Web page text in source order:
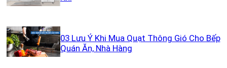
03 Lưu Ý Khi Mua Quạt Thông Gió Cho Bếp
Quán Ăn, Nhà Hàng